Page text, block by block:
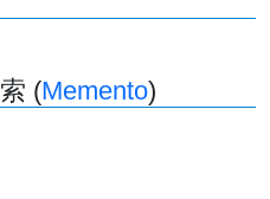
(Memento)